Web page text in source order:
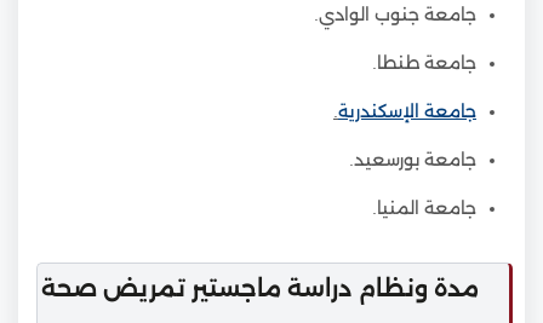
جامعة جنوب الوادي.
جامعة طنطا.
جامعة الإسكندرية
جامعة بورسعيد.
جامعة المنيا.
مدة ونظام دراسة ماجستير تمريض صحة